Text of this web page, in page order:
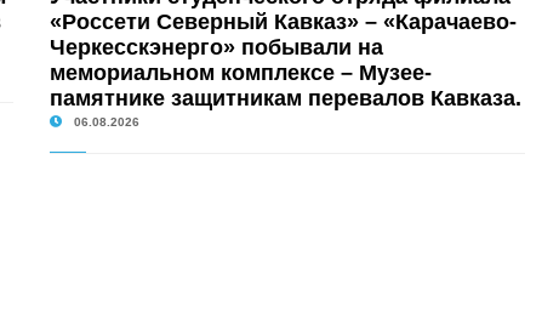
«Россети Северный Кавказ» – «Карачаево-
Черкесскэнерго» побывали на
мемориальном комплексе – Музее-
памятнике защитникам перевалов Кавказа.
06.08.2026